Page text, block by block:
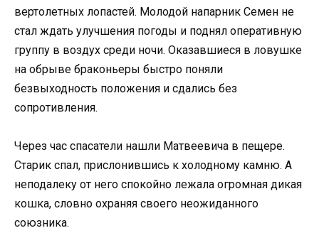
вертолетных лопастей. Молодой напарник Семен не
стал ждать улучшения погоды и поднял оперативную
группу в воздух среди ночи. Оказавшиеся в ловушке
на обрыве браконьеры быстро поняли
безвыходность положения и сдались без
сопротивления.
Через час спасатели нашли Матвеевича в пещере.
Старик спал, прислонившись к холодному камню. А
неподалеку от него спокойно лежала огромная дикая
кошка, словно охраняя своего неожиданного
союзника.